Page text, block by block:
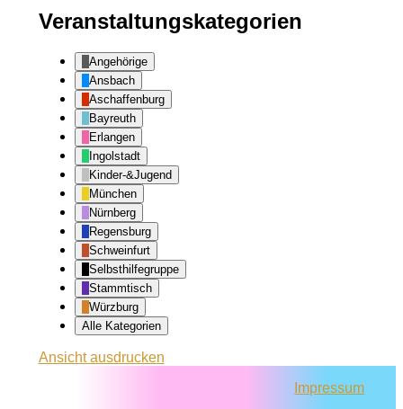
Veranstaltungskategorien
Angehörige
Ansbach
Aschaffenburg
Bayreuth
Erlangen
Ingolstadt
Kinder-&Jugend
München
Nürnberg
Regensburg
Schweinfurt
Selbsthilfegruppe
Stammtisch
Würzburg
Alle Kategorien
Ansichtausdrucken
Impressum